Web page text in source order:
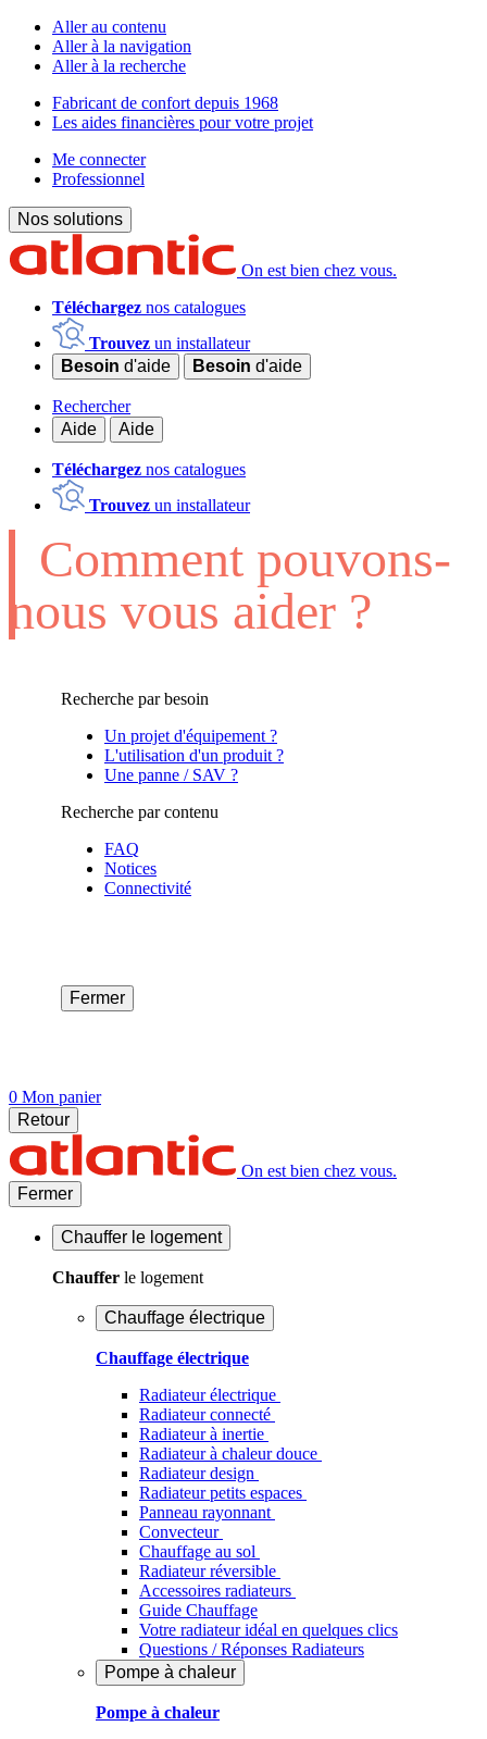
Aller au contenu
Aller à la navigation
Aller à la recherche
Fabricant de confort depuis 1968
Les aides financières pour votre projet
Me connecter
Professionnel
Nos solutions
On est bien chez vous.
Téléchargez nos catalogues
Trouvez un installateur
Besoin d'aide Besoin d'aide
Rechercher
Aide
Aide
Téléchargez nos catalogues
Trouvez un installateur
Comment pouvons-
nous vous aider ?
Recherche par besoin
Un projet d'équipement ?
L'utilisation d'un produit ?
Une panne / SAV ?
Recherche par contenu
FAQ
Notices
Connectivité
Fermer
0 Mon panier
Retour
On est bien chez vous.
Fermer
Chauffer le logement
Chauffer le logement
Chauffage électrique
Chauffage électrique
Radiateur électrique
Radiateur connecté
Radiateur à inertie
Radiateur à chaleur douce
Radiateur design
Radiateur petits espaces
Panneau rayonnant
Convecteur
Chauffage au sol
Radiateur réversible
Accessoires radiateurs
Guide Chauffage
Votre radiateur idéal en quelques clics
Questions / Réponses Radiateurs
Pompe à chaleur
Pompe à chaleur